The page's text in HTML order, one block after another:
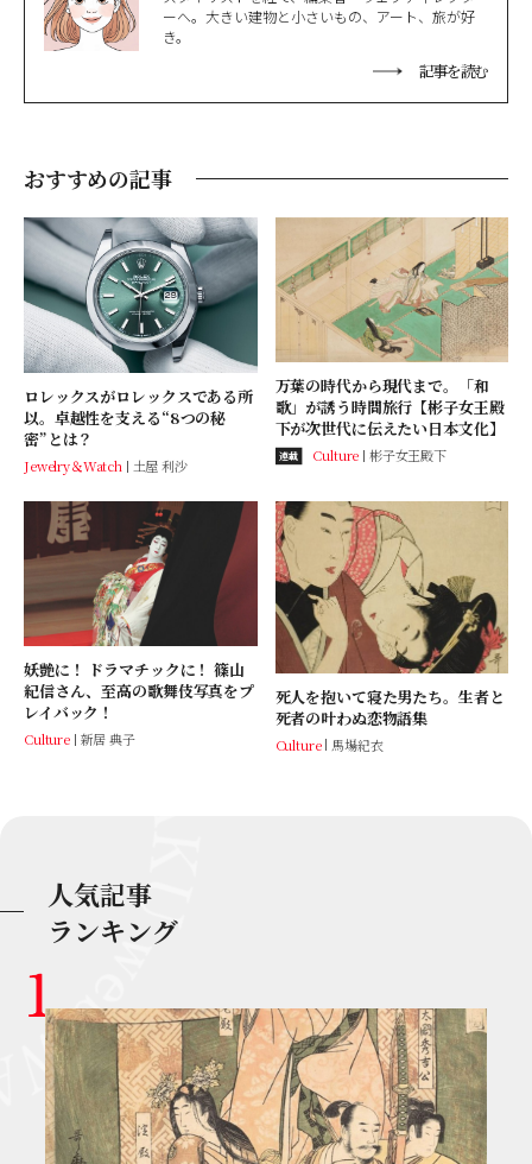
ーへ。大きい建物と小さいもの、アート、旅が好
き。
記事を読む
おすすめの記事
ロレックスがロレックスである所
以。卓越性を支える“8つの秘
密”とは？
Jewelry＆Watch 土屋 利沙
万葉の時代から現代まで。「和
歌」が誘う時間旅行【彬子女王殿
下が次世代に伝えたい日本文化】
連載 Culture 彬子女王殿下
妖艶に！ ドラマチックに！ 篠山
紀信さん、至高の歌舞伎写真をプ
レイバック！
Culture 新居 典子
死人を抱いて寝た男たち。生者と
死者の叶わぬ恋物語集
Culture 馬場紀衣
人気記事
ランキング